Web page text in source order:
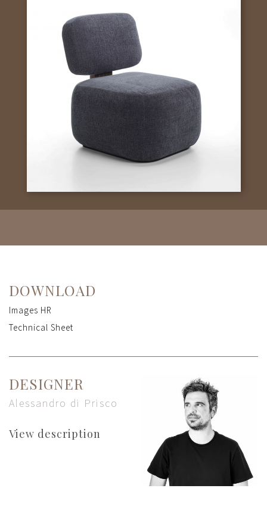
DOWNLOAD
Images HR
Technical Sheet
DESIGNER
Alessandro di Prisco
View description